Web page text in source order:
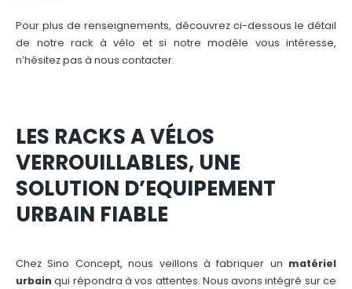
Pour plus de renseignements, découvrez ci-dessous le détail
de notre rack à vélo et si notre modèle vous intéresse,
n’hésitez pas à nous contacter.
LES RACKS A VÉLOS
VERROUILLABLES, UNE
SOLUTION D’EQUIPEMENT
URBAIN FIABLE
Chez Sino Concept, nous veillons à fabriquer un matériel
urbain qui répondra à vos attentes. Nous avons intégré sur ce